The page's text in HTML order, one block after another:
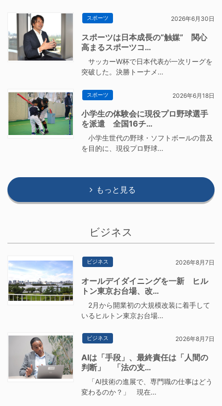
スポーツ 2026年6月30日
スポーツは日本成長の“触媒” 関心
高まるスポーツコ…
サッカーW杯で日本代表が一次リーグを
突破した。決勝トーナメ…
スポーツ 2026年6月18日
小学生の体験会に現役プロ野球選手
を派遣 全国16チ…
小学生世代の野球・ソフトボールの普及
を目的に、現役プロ野球…
もっと見る
ビジネス
ビジネス 2026年8月7日
オールデイダイニングを一新 ヒル
トン東京お台場、改…
2月から開業初の大規模改装に着手して
いるヒルトン東京お台場…
ビジネス 2026年8月7日
AIは「手段」、最終責任は「人間の
判断」 「法の支…
「AI技術の進展で、専門職の仕事はどう
変わるのか？」 現在…